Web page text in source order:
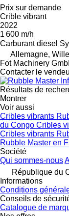
Prix sur demande
Crible vibrant
2022
1 600 m/h
Carburant diesel
Allemagne,
Fot Machinery
Contacter le
Résultats de
Montrer
Voir aussi
Cribles vibrants
du Congo Cribles
Cribles vibrants
Rubble Master en
Société
Qui sommes-nous
République du
Informations
Conditions
Conseils de
Catalogue de